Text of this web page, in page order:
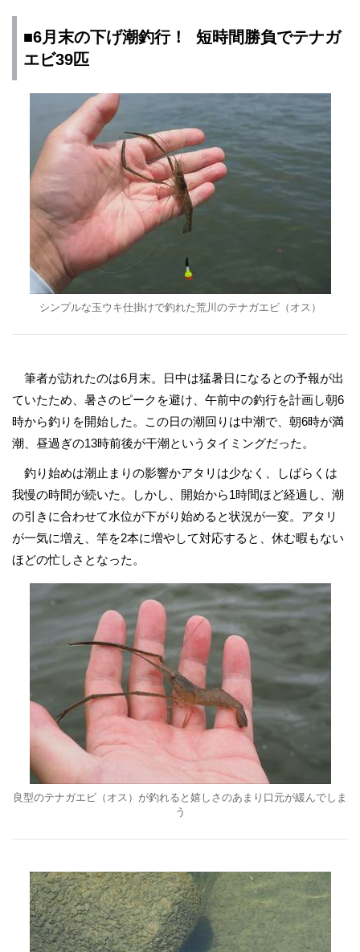
■6月末の下げ潮釣行！ 短時間勝負でテナガ
エビ39匹
シンプルな玉ウキ仕掛けで釣れた荒川のテナガエビ（オス）
筆者が訪れたのは6月末。日中は猛暑日になるとの予報が出
ていたため、暑さのピークを避け、午前中の釣行を計画し朝6
時から釣りを開始した。この日の潮回りは中潮で、朝6時が満
潮、昼過ぎの13時前後が干潮というタイミングだった。
釣り始めは潮止まりの影響かアタリは少なく、しばらくは
我慢の時間が続いた。しかし、開始から1時間ほど経過し、潮
の引きに合わせて水位が下がり始めると状況が一変。アタリ
が一気に増え、竿を2本に増やして対応すると、休む暇もない
ほどの忙しさとなった。
良型のテナガエビ（オス）が釣れると嬉しさのあまり口元が緩んでしま
う